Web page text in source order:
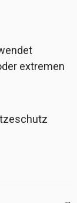
extremen